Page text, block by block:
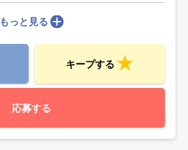
もっと見る
キープする
応募する